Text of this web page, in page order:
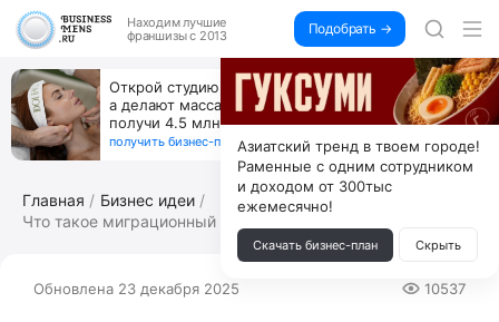
Находим лучшие
франшизы с 2013
Подобрать →
Открой студию, где не колют и не режут,
а делают массаж лица руками и в первый же год
получи 4.5 млн
получить бизнес-план ↓
Главная
Бизнес идеи
Что такое миграционный консалтинг и к...
Обновлена 23 декабря 2025 10537
Азиатский тренд в твоем городе!
Раменные с одним сотрудником
и доходом от 300тыс
ежемесячно!
Скачать бизнес-план Скрыть